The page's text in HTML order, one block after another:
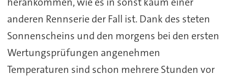
anderen Rennserie der Fall ist. Dank des steten
Sonnenscheins und den morgens bei den ersten
Wertungsprüfungen angenehmen
Temperaturen sind schon mehrere Stunden vor